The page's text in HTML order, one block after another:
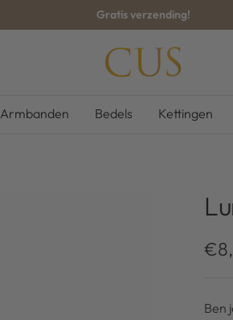
Gratis verzending!
CUS-
BOUTIQUE
Armbanden Bedels Kettingen
Ben